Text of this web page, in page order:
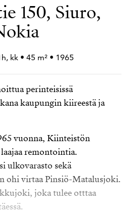
150, Siuro,
kk • 45 m² • 1965
perinteisissä
kaupungin kiireestä ja
vuonna, Kiinteistön
remontointia.
ulkovarasto sekä
ohi virtaa Pinsiö-Matalusjoki.
joka tulee otttaa